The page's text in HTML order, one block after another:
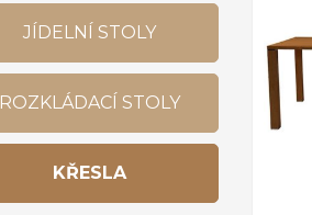
JÍDELNÍ STOLY
ROZKLÁDACÍ STOLY
KŘESLA